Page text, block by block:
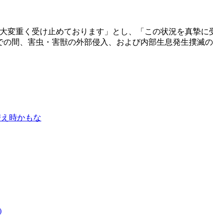
変重く受け止めております」とし、「この状況を真摯
間、害虫・害獣の外部侵入、および内部生息発生撲
時かもな